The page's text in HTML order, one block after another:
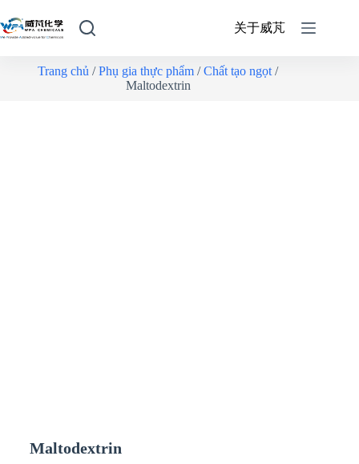
关于威芃
Trang chủ /Phụ gia thực phẩm /Chất tạo ngọt /
Maltodextrin
Maltodextrin